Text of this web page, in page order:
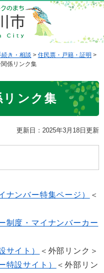
続き・相談 > 住民票・戸籍・証明 >
係リンク集
ンク集
更新日：2025年3月18日更新
ナンバー特集ページ）
＜
制度・マイナンバーカー
サイト）
＜外部リンク＞
特設サイト）
＜外部リン